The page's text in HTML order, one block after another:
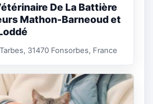
De La Battière
Mathon-Barneoud et
31470 Fonsorbes, France